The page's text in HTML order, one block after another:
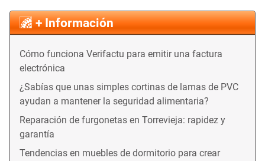
+ Información
Cómo funciona Verifactu para emitir una factura
electrónica
¿Sabías que unas simples cortinas de lamas de PVC
ayudan a mantener la seguridad alimentaria?
Reparación de furgonetas en Torrevieja: rapidez y
garantía
Tendencias en muebles de dormitorio para crear